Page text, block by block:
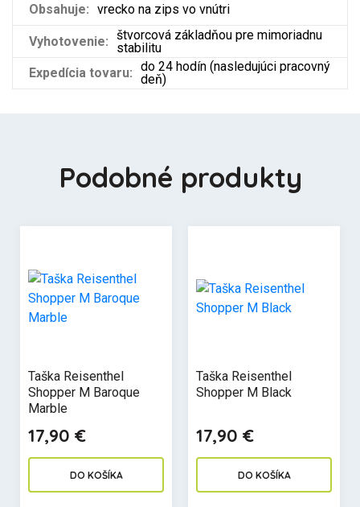
Obsahuje: vrecko na zips vo vnútri
Vyhotovenie: štvorcová základňou pre mimoriadnu
stabilitu
Expedícia tovaru: do 24 hodín (nasledujúci pracovný
deň)
Podobné produkty
Taška Reisenthel
Shopper M Baroque
Marble
17,90 €
DO KOŠÍKA
Taška Reisenthel
Shopper M Black
17,90 €
DO KOŠÍKA